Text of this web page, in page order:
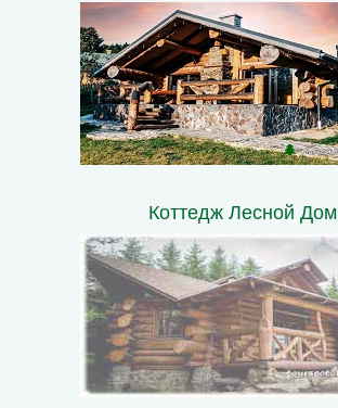
Коттедж Лесной Дом